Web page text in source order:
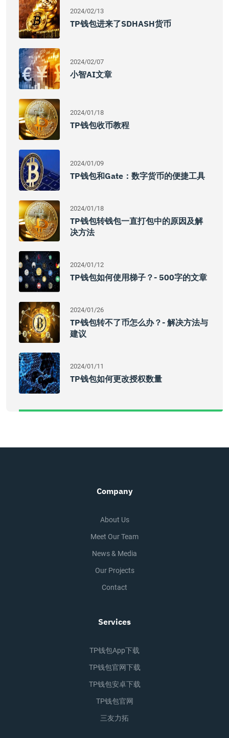
2024/02/13
TP钱包进来了SDHASH货币
2024/02/07
小智AI文章
2024/01/18
TP钱包收币教程
2024/01/09
TP钱包和Gate：数字货币的便捷工具
2024/01/18
TP钱包转钱包一直打包中的原因及解
决方法
2024/01/12
TP钱包如何使用梯子？- 500字的文章
2024/01/26
TP钱包转不了币怎么办？- 解决方法与
建议
2024/01/11
TP钱包如何更改授权数量
Company
About Us
Meet Our Team
News & Media
Our Projects
Contact
Services
TP钱包app下载
TP钱包官网下载
TP钱包安卓下载
TP钱包官网
三友力拓